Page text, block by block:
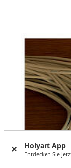
Holyart App
Entdecken Sie